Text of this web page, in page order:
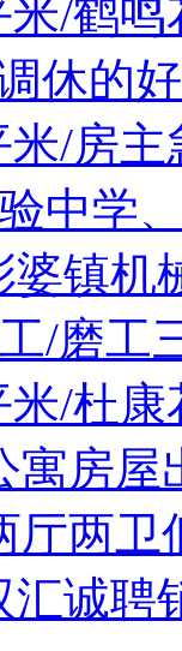
米/鹤
休的
米/房
中学
婆镇
/磨工
米/杜
寓房屋
厅两卫
汇诚聘